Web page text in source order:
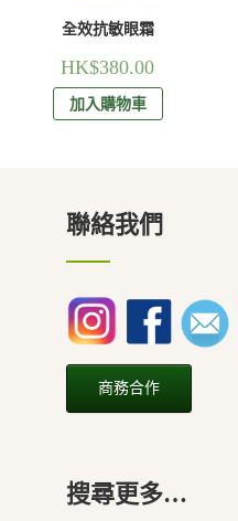
全效抗敏眼霜
HK$380.00
加入購物車
聯絡我們
商務合作
搜尋更多…